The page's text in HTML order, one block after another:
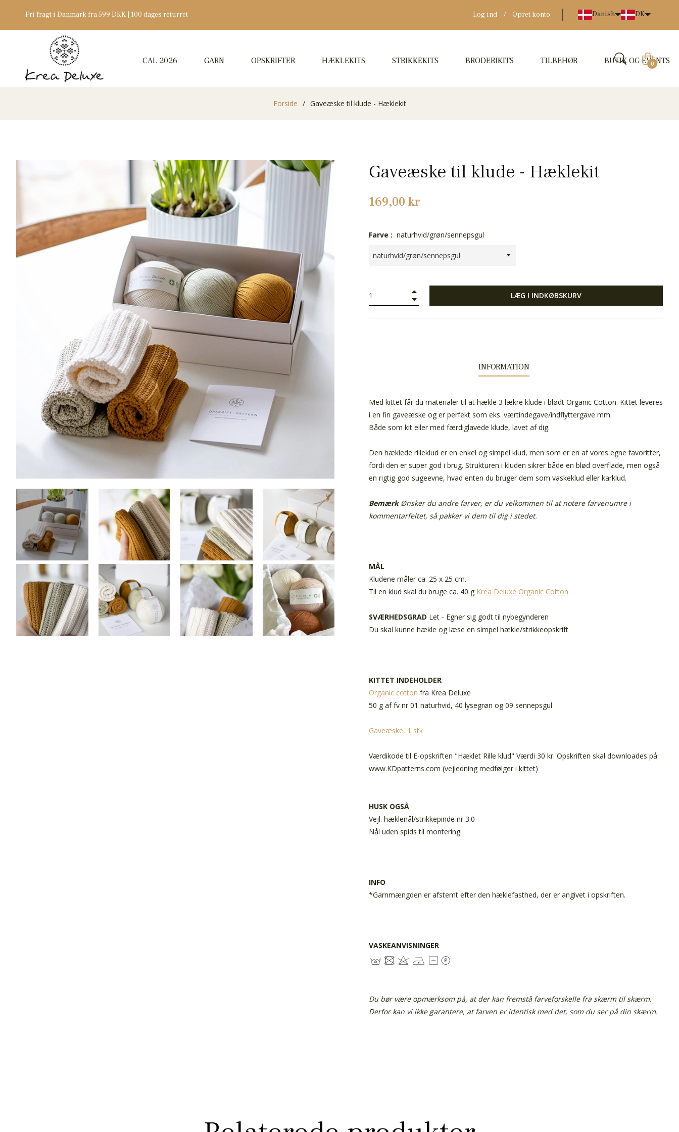
Fri fragt i Danmark fra 599 DKK | 100 dages returret Log ind / Opret konto Danish DK
CAL 2026 GARN OPSKRIFTER HÆKLEKITS STRIKKEKITS BRODERIKITS TILBEHØR BUTIK OG EVENTS
0
Forside / Gaveæske til klude - Hæklekit
Gaveæske til klude - Hæklekit
Normalpris
169,00 kr
Farve : naturhvid/grøn/sennepsgul
LÆG I INDKØBSKURV
INFORMATION
Med kittet får du materialer til at hækle 3 lækre klude i blødt Organic Cotton. Kittet leveres
i en fin gaveæske og er perfekt som eks. værtindegave/indflyttergave mm.
Både som kit eller med færdiglavede klude, lavet af dig.
Den hæklede rilleklud er en enkel og simpel klud, men som er en af vores egne favoritter,
fordi den er super god i brug. Strukturen i kluden sikrer både en blød overflade, men også
en rigtig god sugeevne, hvad enten du bruger dem som vaskeklud eller karklud.
Bemærk Ønsker du andre farver, er du velkommen til at notere farvenumre i
kommentarfeltet, så pakker vi dem til dig i stedet.
MÅL
Kludene måler ca. 25 x 25 cm.
Til en klud skal du bruge ca. 40 g Krea Deluxe Organic Cotton
SVÆRHEDSGRAD Let - Egner sig godt til nybegynderen
Du skal kunne hækle og læse en simpel hækle/strikkeopskrift
KITTET INDEHOLDER
Organic cotton fra Krea Deluxe
50 g af fv nr 01 naturhvid, 40 lysegrøn og 09 sennepsgul
Gaveæske, 1 stk
Værdikode til E-opskriften "Hæklet Rille klud" Værdi 30 kr. Opskriften skal downloades på
www.KDpatterns.com (vejledning medfølger i kittet)
HUSK OGSÅ
Vejl. hæklenål/strikkepinde nr 3.0
Nål uden spids til montering
INFO
*Garnmængden er afstemt efter den hæklefasthed, der er angivet i opskriften.
VASKEANVISNINGER
Du bør være opmærksom på, at der kan fremstå farveforskelle fra skærm til skærm.
Derfor kan vi ikke garantere, at farven er identisk med det, som du ser på din skærm.